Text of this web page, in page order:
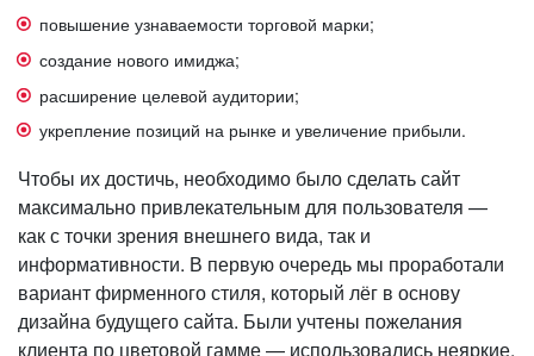
повышение узнаваемости торговой марки;
создание нового имиджа;
расширение целевой аудитории;
укрепление позиций на рынке и увеличение прибыли.
Чтобы их достичь, необходимо было сделать сайт
максимально привлекательным для пользователя —
как с точки зрения внешнего вида, так и
информативности. В первую очередь мы проработали
вариант фирменного стиля, который лёг в основу
дизайна будущего сайта. Были учтены пожелания
клиента по цветовой гамме — использовались неяркие,